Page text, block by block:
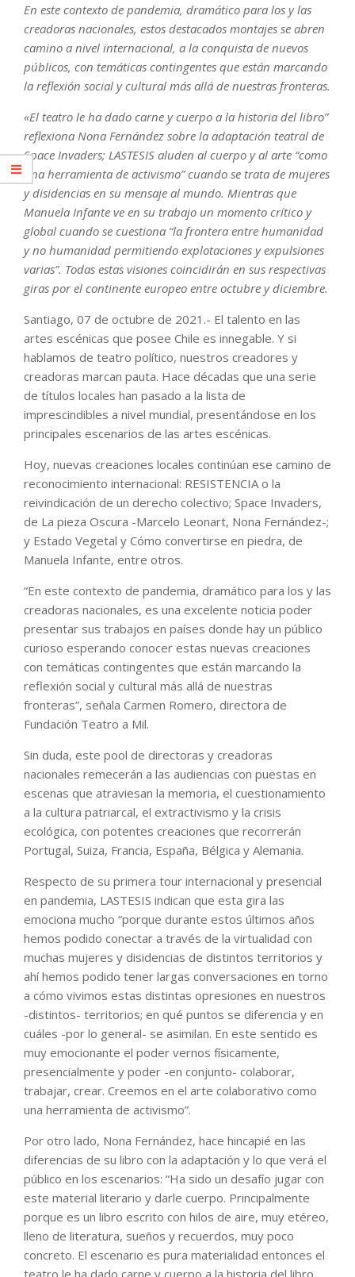
En este contexto de pandemia, dramático para los y las
creadoras nacionales, estos destacados montajes se abren
camino a nivel internacional, a la conquista de nuevos
públicos, con temáticas contingentes que están marcando
la reflexión social y cultural más allá de nuestras fronteras.
«El teatro le ha dado carne y cuerpo a la historia del libro”
reflexiona Nona Fernández sobre la adaptación teatral de
Space Invaders; LASTESIS aluden al cuerpo y al arte “como
una herramienta de activismo” cuando se trata de mujeres
y disidencias en su mensaje al mundo. Mientras que
Manuela Infante ve en su trabajo un momento crítico y
global cuando se cuestiona “la frontera entre humanidad
y no humanidad permitiendo explotaciones y expulsiones
varias”. Todas estas visiones coincidirán en sus respectivas
giras por el continente europeo entre octubre y diciembre.
Santiago, 07 de octubre de 2021.- El talento en las
artes escénicas que posee Chile es innegable. Y si
hablamos de teatro político, nuestros creadores y
creadoras marcan pauta. Hace décadas que una serie
de títulos locales han pasado a la lista de
imprescindibles a nivel mundial, presentándose en los
principales escenarios de las artes escénicas.
Hoy, nuevas creaciones locales continúan ese camino de
reconocimiento internacional: RESISTENCIA o la
reivindicación de un derecho colectivo; Space Invaders,
de La pieza Oscura -Marcelo Leonart, Nona Fernández-;
y Estado Vegetal y Cómo convertirse en piedra, de
Manuela Infante, entre otros.
“En este contexto de pandemia, dramático para los y las
creadoras nacionales, es una excelente noticia poder
presentar sus trabajos en países donde hay un público
curioso esperando conocer estas nuevas creaciones
con temáticas contingentes que están marcando la
reflexión social y cultural más allá de nuestras
fronteras”, señala Carmen Romero, directora de
Fundación Teatro a Mil.
Sin duda, este pool de directoras y creadoras
nacionales remecerán a las audiencias con puestas en
escenas que atraviesan la memoria, el cuestionamiento
a la cultura patriarcal, el extractivismo y la crisis
ecológica, con potentes creaciones que recorrerán
Portugal, Suiza, Francia, España, Bélgica y Alemania.
Respecto de su primera tour internacional y presencial
en pandemia, LASTESIS indican que esta gira las
emociona mucho “porque durante estos últimos años
hemos podido conectar a través de la virtualidad con
muchas mujeres y disidencias de distintos territorios y
ahí hemos podido tener largas conversaciones en torno
a cómo vivimos estas distintas opresiones en nuestros
-distintos- territorios; en qué puntos se diferencia y en
cuáles -por lo general- se asimilan. En este sentido es
muy emocionante el poder vernos físicamente,
presencialmente y poder -en conjunto- colaborar,
trabajar, crear. Creemos en el arte colaborativo como
una herramienta de activismo”.
Por otro lado, Nona Fernández, hace hincapié en las
diferencias de su libro con la adaptación y lo que verá el
público en los escenarios: “Ha sido un desafío jugar con
este material literario y darle cuerpo. Principalmente
porque es un libro escrito con hilos de aire, muy etéreo,
lleno de literatura, sueños y recuerdos, muy poco
concreto. El escenario es pura materialidad entonces el
teatro le ha dado carne y cuerpo a la historia del libro,